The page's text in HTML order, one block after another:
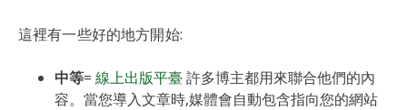
這裡有一些好的地方開始:
中等= 線上出版平臺 許多博主都用來聯合他們的內
容。當您導入文章時,媒體會自動包含指向您的網站